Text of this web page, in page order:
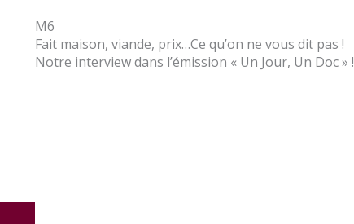
M6
Fait maison, viande, prix…Ce qu’on ne vous dit pas !
Notre interview dans l’émission « Un Jour, Un Doc » !